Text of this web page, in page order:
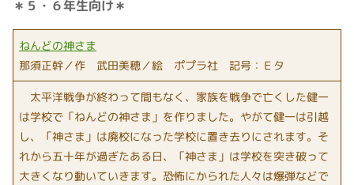
＊５・６年生向け＊
ねんどの神さま
那須正幹／作 武田美穂／絵 ポプラ社 記号：Ｅタ
太平洋戦争が終わって間もなく、家族を戦争で亡くした健一
は学校で「ねんどの神さま」を作りました。やがて健一は引越
し、「神さま」は廃校になった学校に置き去りにされます。そ
れから五十年が過ぎたある日、「神さま」は学校を突き破って
大きくなり動いていきます。恐怖にかられた人々は爆弾などで